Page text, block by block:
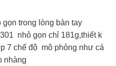
trong lòng bàn tay
nhỏ gọn chỉ 181g,thiết k
7 chế độ mô phỏng như cá
nhàng